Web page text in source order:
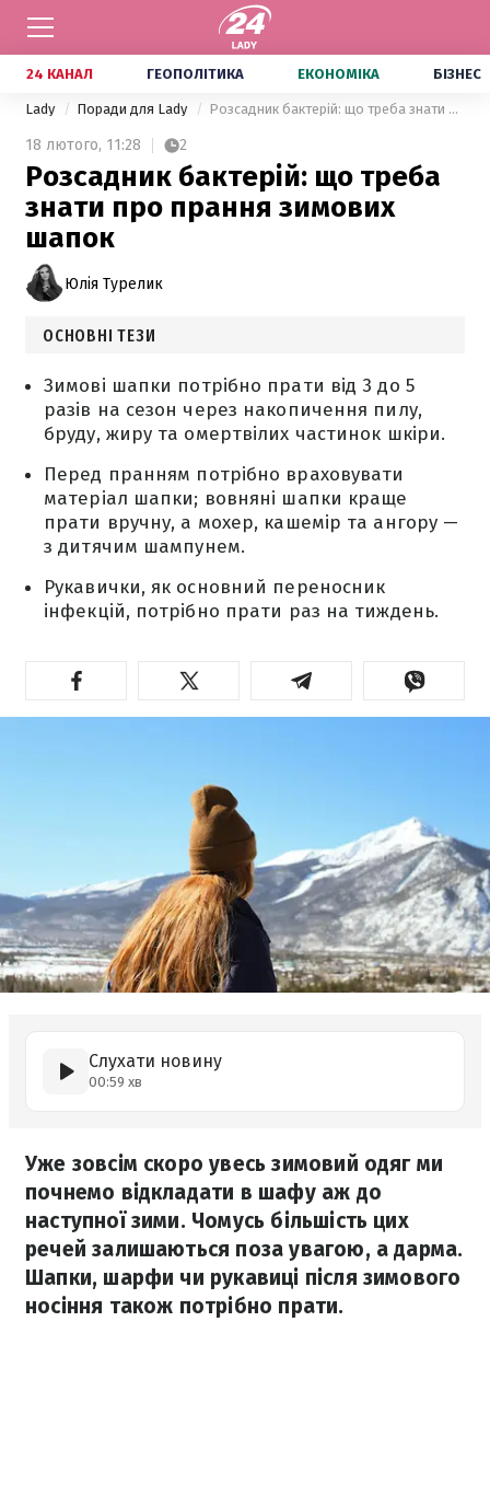
24 КАНАЛ ГЕОПОЛІТИКА ЕКОНОМІКА БІЗНЕС
Lady Поради для Lady Розсадник бактерій: що треба знати про прання зимових шапок
18 лютого, 11:28 2
Розсадник бактерій: що треба
знати про прання зимових
шапок
Юлія Турелик
ОСНОВНІ ТЕЗИ
Зимові шапки потрібно прати від 3 до 5
разів на сезон через накопичення пилу,
бруду, жиру та омертвілих частинок шкіри.
Перед пранням потрібно враховувати
матеріал шапки; вовняні шапки краще
прати вручну, а мохер, кашемір та ангору —
з дитячим шампунем.
Рукавички, як основний переносник
інфекцій, потрібно прати раз на тиждень.
Слухати новину
00:59 хв
Уже зовсім скоро увесь зимовий одяг ми
почнемо відкладати в шафу аж до
наступної зими. Чомусь більшість цих
речей залишаються поза увагою, а дарма.
Шапки, шарфи чи рукавиці після зимового
носіння також потрібно прати.